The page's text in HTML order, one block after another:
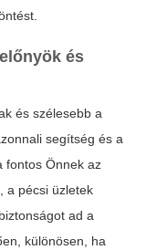
és
és szélesebb a
segítség és a
fontos Önnek az
a pécsi üzletek
ad a
különösen, ha